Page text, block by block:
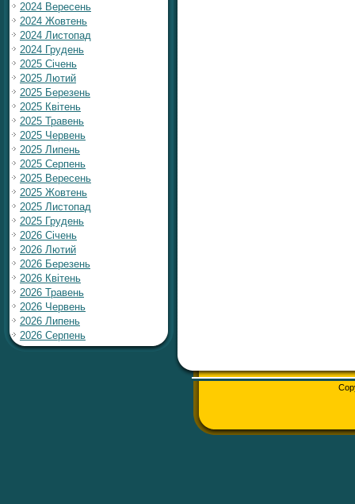
2024 Вересень
2024 Жовтень
2024 Листопад
2024 Грудень
2025 Січень
2025 Лютий
2025 Березень
2025 Квітень
2025 Травень
2025 Червень
2025 Липень
2025 Серпень
2025 Вересень
2025 Жовтень
2025 Листопад
2025 Грудень
2026 Січень
2026 Лютий
2026 Березень
2026 Квітень
2026 Травень
2026 Червень
2026 Липень
2026 Серпень